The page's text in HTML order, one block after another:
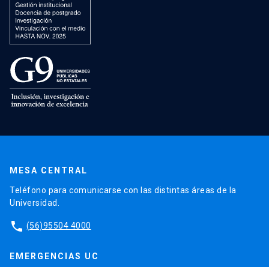
MESA CENTRAL
Teléfono para comunicarse con las distintas áreas de la
Universidad.
phone (56)95504 4000
EMERGENCIAS UC